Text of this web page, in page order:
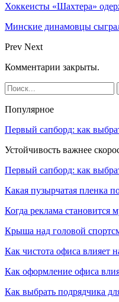
Хоккеисты «Шахтера»
Минские динамовцы
Prev Next
Комментарии закрыты.
Популярное
Первый сапборд: как
Устойчивость важнее
Первый сапборд: как
Какая пузырчатая пленка
Когда реклама становится
Крыша над головой
Как чистота офиса влияет
Как оформление офиса
Как выбрать подрядчика